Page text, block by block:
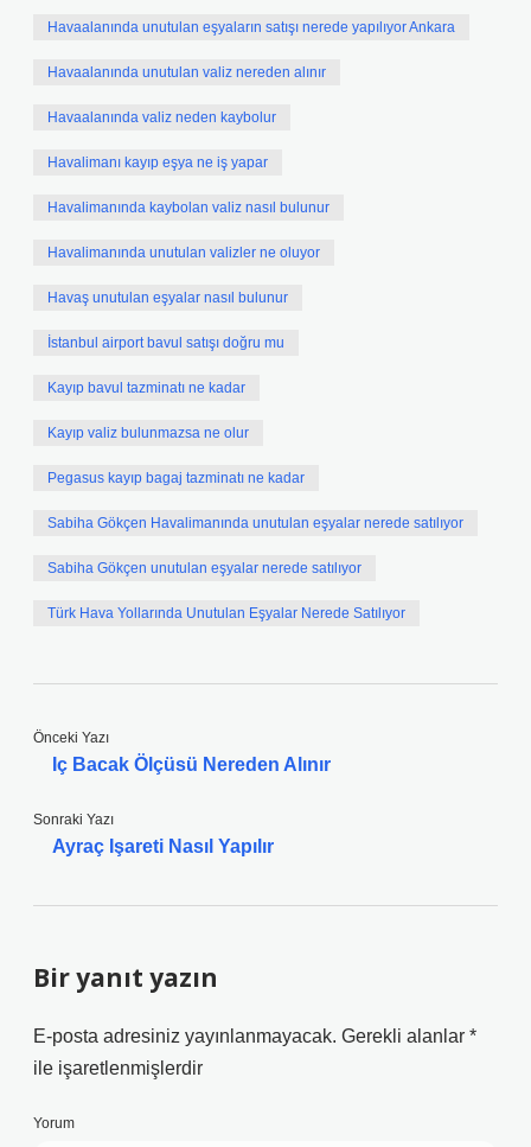
Havaalanında unutulan eşyaların satışı nerede yapılıyor Ankara
Havaalanında unutulan valiz nereden alınır
Havaalanında valiz neden kaybolur
Havalimanı kayıp eşya ne iş yapar
Havalimanında kaybolan valiz nasıl bulunur
Havalimanında unutulan valizler ne oluyor
Havaş unutulan eşyalar nasıl bulunur
İstanbul airport bavul satışı doğru mu
Kayıp bavul tazminatı ne kadar
Kayıp valiz bulunmazsa ne olur
Pegasus kayıp bagaj tazminatı ne kadar
Sabiha Gökçen Havalimanında unutulan eşyalar nerede satılıyor
Sabiha Gökçen unutulan eşyalar nerede satılıyor
Türk Hava Yollarında Unutulan Eşyalar Nerede Satılıyor
Önceki Yazı
Iç Bacak Ölçüsü Nereden Alınır
Sonraki Yazı
Ayraç Işareti Nasıl Yapılır
Bir yanıt yazın
E-posta adresiniz yayınlanmayacak. Gerekli alanlar *
ile işaretlenmişlerdir
Yorum